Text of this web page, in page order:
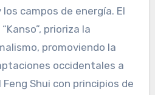
campos de energía. El
prioriza la
promoviendo la
occidentales a
Shui con principios de